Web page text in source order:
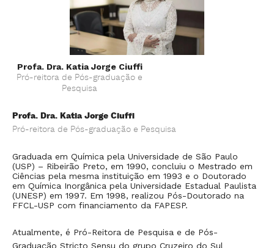
Profa. Dra. Katia Jorge Ciuffi
Pró-reitora de Pós-graduação e
Pesquisa
Profa. Dra. Katia Jorge Ciuffi
Pró-reitora de Pós-graduação e Pesquisa
Graduada em Química pela Universidade de São Paulo
(USP) – Ribeirão Preto, em 1990, concluiu o Mestrado em
Ciências pela mesma instituição em 1993 e o Doutorado
em Química Inorgânica pela Universidade Estadual Paulista
(UNESP) em 1997. Em 1998, realizou Pós-Doutorado na
FFCL-USP com financiamento da FAPESP.
Atualmente, é Pró-Reitora de Pesquisa e de Pós-